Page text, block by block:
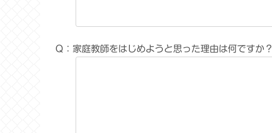
Q：家庭教師をはじめようと思った理由は何ですか？